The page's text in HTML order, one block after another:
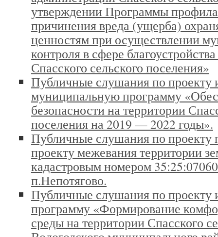
утверждении Программы
причинения вреда (ущерба)
ценностям при осуществлении
контроля в сфере
Спасского сельского поселения»
Публичные слушания по проекту
муниципальную программу
безопасности на территории
поселения на 2019 — 2022 годы».
Публичные слушания по проекту
проекту межевания территории
кадастровым номером
п.Непотягово.
Публичные слушания по проекту
программу «Формирование
среды на территории Спасского